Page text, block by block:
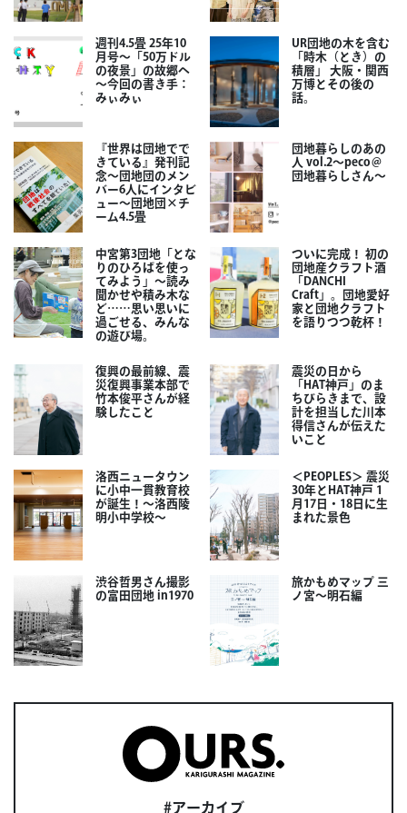
週刊4.5畳 25年10
月号～「50万ドル
の夜景」の故郷へ
～今回の書き手：
みぃみぃ
UR団地の木を含む
「時木（とき）の
積層」 大阪・関西
万博とその後の
話。
『世界は団地でで
きている』発刊記
念～団地団のメン
バー6人にインタビ
ュー～団地団×チ
ーム4.5畳
団地暮らしのあの
人 vol.2～peco＠
団地暮らしさん～
中宮第3団地「とな
りのひろばを使っ
てみよう」～読み
聞かせや積み木な
ど……思い思いに
過ごせる、みんな
の遊び場。
ついに完成！ 初の
団地産クラフト酒
「DANCHI
Craft」。団地愛好
家と団地クラフト
を語りつつ乾杯！
復興の最前線、震
災復興事業本部で
竹本俊平さんが経
験したこと
震災の日から
「HAT神戸」のま
ちびらきまで、設
計を担当した川本
得信さんが伝えた
いこと
洛西ニュータウン
に小中一貫教育校
が誕生！～洛西陵
明小中学校～
＜PEOPLES＞ 震災
30年とHAT神戸 1
月17日・18日に生
まれた景色
渋谷哲男さん撮影
の富田団地 in1970
旅かもめマップ 三
ノ宮〜明石編
#アーカイブ